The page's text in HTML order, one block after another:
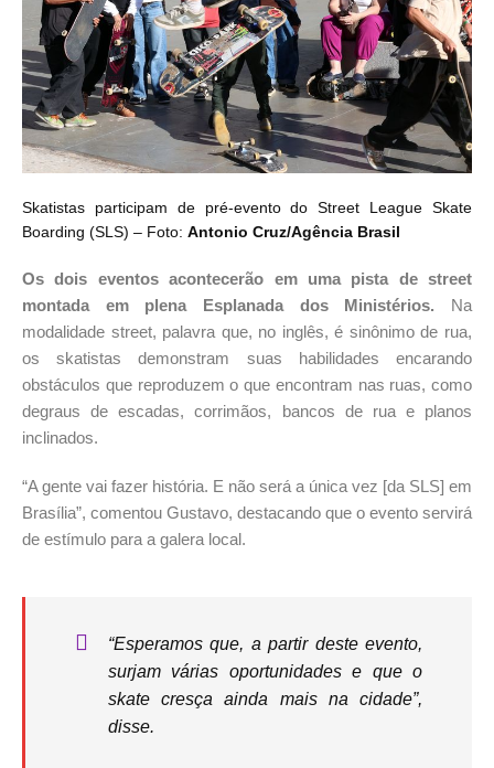
Skatistas participam de pré-evento do Street League Skate
Boarding (SLS) – Foto: Antonio Cruz/Agência Brasil
Os dois eventos acontecerão em uma pista de street
montada em plena Esplanada dos Ministérios. Na
modalidade street, palavra que, no inglês, é sinônimo de rua,
os skatistas demonstram suas habilidades encarando
obstáculos que reproduzem o que encontram nas ruas, como
degraus de escadas, corrimãos, bancos de rua e planos
inclinados.
“A gente vai fazer história. E não será a única vez [da SLS] em
Brasília”, comentou Gustavo, destacando que o evento servirá
de estímulo para a galera local.
“Esperamos que, a partir deste evento,
surjam várias oportunidades e que o
skate cresça ainda mais na cidade”,
disse.